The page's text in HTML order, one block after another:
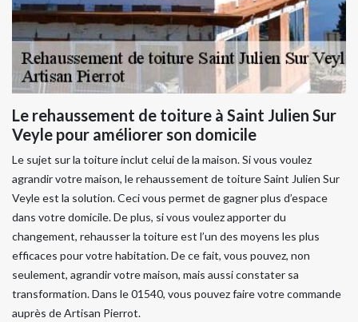
Le rehaussement de toiture à Saint Julien Sur
Veyle pour améliorer son domicile
Le sujet sur la toiture inclut celui de la maison. Si vous voulez
agrandir votre maison, le rehaussement de toiture Saint Julien Sur
Veyle est la solution. Ceci vous permet de gagner plus d’espace
dans votre domicile. De plus, si vous voulez apporter du
changement, rehausser la toiture est l’un des moyens les plus
efficaces pour votre habitation. De ce fait, vous pouvez, non
seulement, agrandir votre maison, mais aussi constater sa
transformation. Dans le 01540, vous pouvez faire votre commande
auprès de Artisan Pierrot.